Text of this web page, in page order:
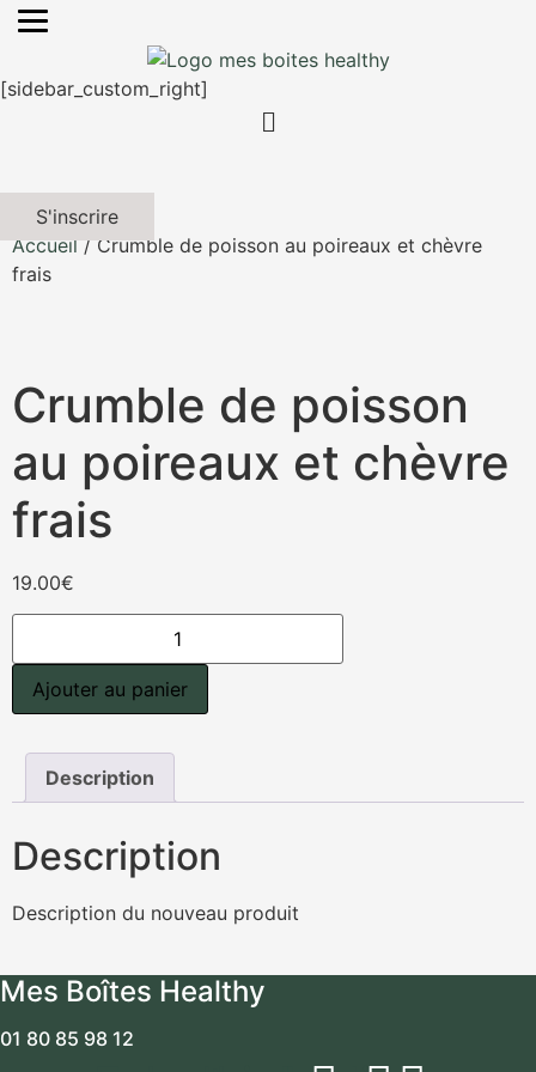
[sidebar_custom_right]
S'inscrire
Accueil/ Crumble de poisson au poireaux et chèvre
frais
Crumble de poisson
au poireaux et chèvre
frais
19.00€
quantité
Crumble
poisson
au
et
chèvre
frais
Ajouter au panier
Description
Description
Description du nouveau produit
Mes Boîtes Healthy
01 80 85 98 12